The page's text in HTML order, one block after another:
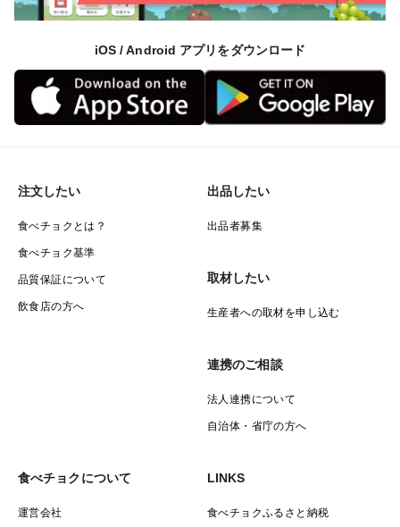
その膜を洗ってしまうと呼吸ができなくなるため、卵の
鮮度が落ちやすくなります。
◆味の特徴◆
あって美味しい！！
を無くしてくれています。
卵やお肉に臭いが移ることがありません。
①卵かけごはんが大好きで毎朝卵かけごはん！という方
②家族には安全な食べ物を食べて欲しいという方
iOS / Android アプリをダウンロード
注文したい
食べチョクとは？
食べチョク基準
品質保証について
飲食店の方へ
出品したい
出品者募集
取材したい
生産者への取材を申し込む
連携のご相談
法人連携について
自治体・省庁の方へ
食べチョクについて
運営会社
LINKS
食べチョクふるさと納税